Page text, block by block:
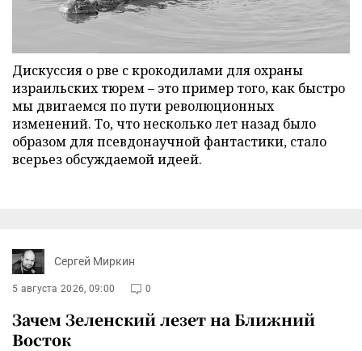
Дискуссия о рве с крокодилами для охраны
израильских тюрем – это пример того, как быстро
мы двигаемся по пути революционных
изменений. То, что несколько лет назад было
образом для псевдонаучной фантастики, стало
всерьез обсуждаемой идеей.
Сергей Миркин
5 августа 2026, 09:00 0
Зачем Зеленский лезет на Ближний
Восток